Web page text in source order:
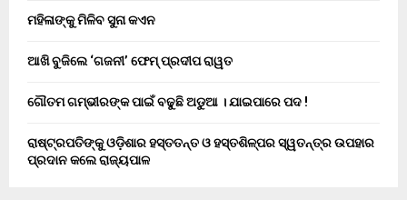
ମହିଳାଙ୍କୁ ମିଳିବ ସୁନା କଏନ
ଆଖି ବୁଜିଲେ ‘ଗଜନୀ’ ଫେମ୍ ପ୍ରଦୀପ ରାୱତ
ଗୌତମ ଗମ୍ଭୀରଙ୍କ ପାଇଁ ବଢୁଛି ଅଡୁଆ । ଯାଇପାରେ ପଦ !
ରାଷ୍ଟ୍ରପତିଙ୍କୁ ଓଡ଼ିଶାର ହସ୍ତତନ୍ତ ଓ ହସ୍ତଶିଳ୍ପର ସ୍ୱତନ୍ତ୍ର ଉପହାର
ପ୍ରଦାନ କଲେ ରାଜ୍ୟପାଳ